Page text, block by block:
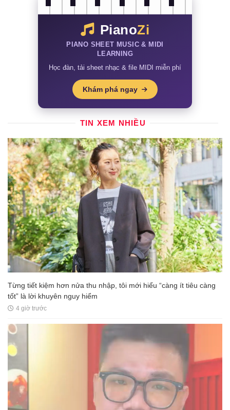
PianoZi
PIANO SHEET MUSIC & MIDI
LEARNING
Học đàn, tải sheet nhạc & file MIDI miễn phí
Khám phá ngay
TIN XEM NHIỀU
Từng tiết kiệm hơn nửa thu nhập, tôi mới hiểu “càng ít tiêu càng
tốt” là lời khuyên nguy hiểm
4 giờ trước